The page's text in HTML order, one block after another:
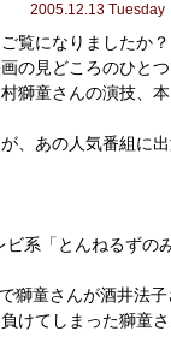
2005.12.13 Tuesday
覧になりましたか
の見どころのひと
獅童さんの演技、
、あの人気番組に
ビ系「とんねるずの
獅童さんが酒井法
けてしまった獅童